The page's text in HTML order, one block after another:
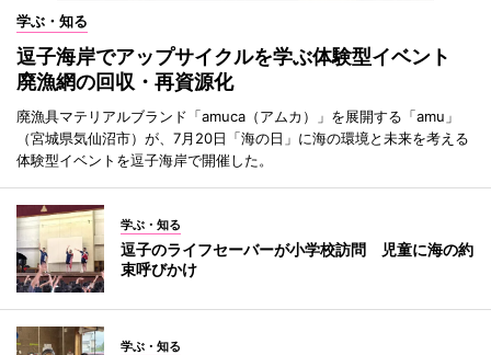
学ぶ・知る
逗子海岸でアップサイクルを学ぶ体験型イベント
廃漁網の回収・再資源化
廃漁具マテリアルブランド「amuca（アムカ）」を展開する「amu」
（宮城県気仙沼市）が、7月20日「海の日」に海の環境と未来を考える
体験型イベントを逗子海岸で開催した。
学ぶ・知る
逗子のライフセーバーが小学校訪問 児童に海の約
束呼びかけ
学ぶ・知る